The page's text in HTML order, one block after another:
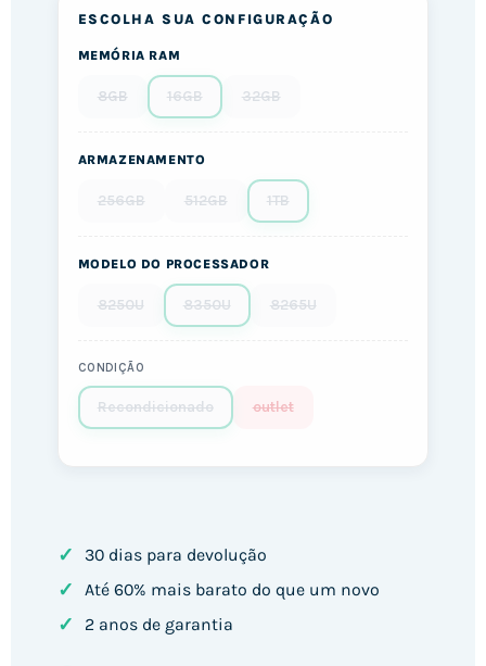
ESCOLHA SUA CONFIGURAÇÃO
MEMÓRIA RAM
8GB 16GB 32GB
ARMAZENAMENTO
256GB 512GB 1TB
MODELO DO PROCESSADOR
8250U 8350U 8265U
CONDIÇÃO
Recondicionado outlet
✓ 30 dias para devolução
✓ Até 60% mais barato do que um novo
✓ 2 anos de garantia